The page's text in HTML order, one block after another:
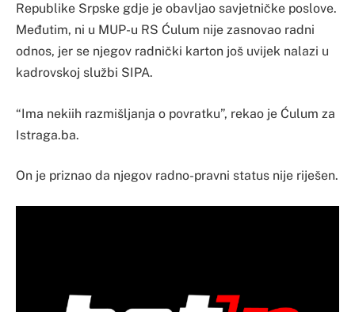
Republike Srpske gdje je obavljao savjetničke poslove.
Međutim, ni u MUP-u RS Ćulum nije zasnovao radni
odnos, jer se njegov radnički karton još uvijek nalazi u
kadrovskoj službi SIPA.
“Ima nekiih razmišljanja o povratku”, rekao je Ćulum za
Istraga.ba.
On je priznao da njegov radno-pravni status nije riješen.